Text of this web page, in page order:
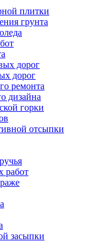
плитки
грунта
дорог
дорог
ремонта
дизайна
горки
отсыпки
работ
засыпки